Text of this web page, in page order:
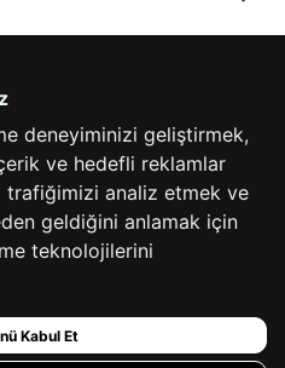
deneyiminizi geliştirmek,
ve hedefli reklamlar
analiz etmek ve
geldiğini anlamak için
teknolojilerini
Kabul Et